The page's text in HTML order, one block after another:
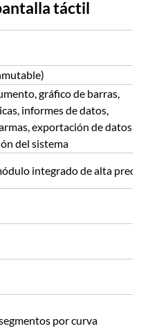
táctil
gráfico de barras,
informes de datos,
exportación de datos,
del sistema
integrado de alta
por curva